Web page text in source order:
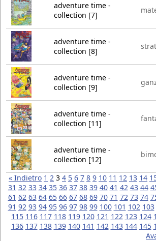
adventure time -
collection [7]
adventure time -
collection [8]
adventure time -
collection [9]
adventure time -
collection [11]
adventure time -
collection [12]
« Indietro 1 2 3 4 5 6 7 8 9 10 11 12 13 14
31 32 33 34 35 36 37 38 39 40 41 42 43 44
61 62 63 64 65 66 67 68 69 70 71 72 73 74
91 92 93 94 95 96 97 98 99 100 101 102 103
115 116 117 118 119 120 121 122 123 124
136 137 138 139 140 141 142 143 144 145